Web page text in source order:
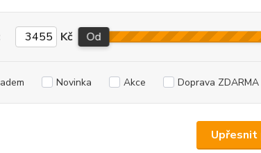
Upřesnit
Kč Od
Novinka Akce Doprava ZDARMA